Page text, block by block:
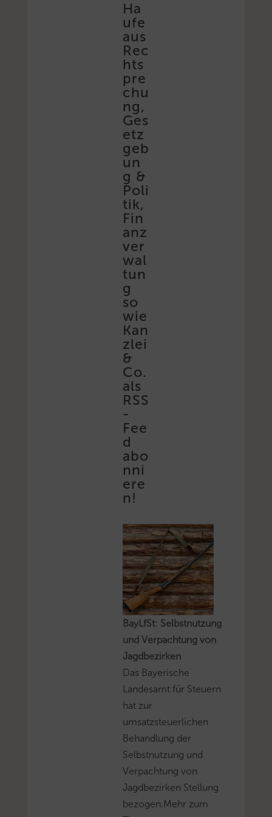
Ha
ufe
aus
Rec
hts
pre
chu
ng,
Ges
etz
geb
un
g &
Poli
tik,
Fin
anz
ver
wal
tun
g
so
wie
Kan
zlei
&
Co.
als
RSS
-
Fee
d
abo
nni
ere
n!
BayLfSt: Selbstnutzung
und Verpachtung von
Jagdbezirken
Das Bayerische
Landesamt für Steuern
hat zur
umsatzsteuerlichen
Behandlung der
Selbstnutzung und
Verpachtung von
Jagdbezirken Stellung
bezogen.Mehr zum